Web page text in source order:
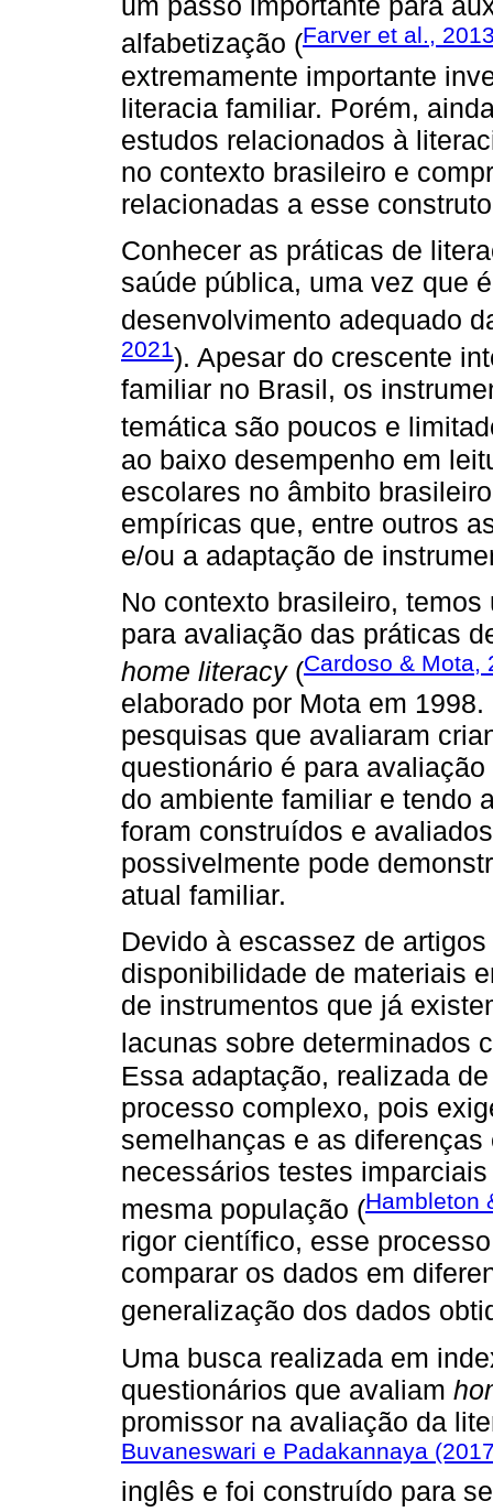
alfabetização (Farver et al.,
extremamente importante
literacia familiar. Porém,
estudos relacionados à
no contexto brasileiro e
relacionadas a esse
Conhecer as práticas de
saúde pública, uma vez que
desenvolvimento adequado
2021). Apesar do crescente
familiar no Brasil, os
temática são poucos e
ao baixo desempenho em
escolares no âmbito
empíricas que, entre outros
e/ou a adaptação de
No contexto brasileiro,
para avaliação das práticas
home literacy(Cardoso & Mota,
elaborado por Mota em
pesquisas que avaliaram
questionário é para
do ambiente familiar e tendo
foram construídos e
possivelmente pode
atual familiar.
Devido à escassez de
disponibilidade de materiais
de instrumentos que já
lacunas sobre determinados
Essa adaptação, realizada
processo complexo, pois
semelhanças e as
necessários testes
mesma população (Hambleton
rigor científico, esse
comparar os dados em
generalização dos dados
Uma busca realizada em
questionários que avaliam
promissor na avaliação da
Buvaneswari e Padakannaya
inglês e foi construído para